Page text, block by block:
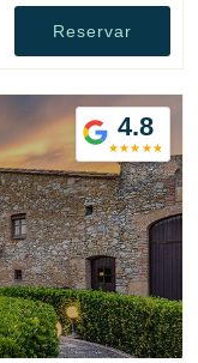
Reservar
4.8